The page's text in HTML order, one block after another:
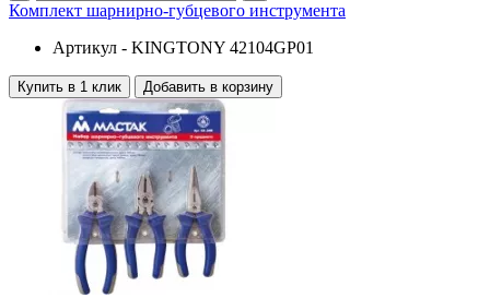
Комплект шарнирно-губцевого инструмента
Артикул - KINGTONY 42104GP01
Купить в 1 клик Добавить в корзину